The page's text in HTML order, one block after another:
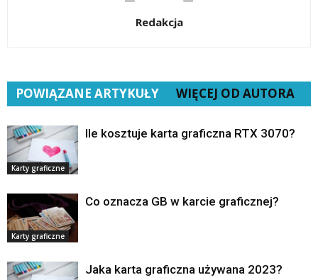
Redakcja
POWIĄZANE ARTYKUŁY WIĘCEJ OD AUTORA
Karty graficzne
Ile kosztuje karta graficzna RTX 3070?
Karty graficzne
Co oznacza GB w karcie graficznej?
Jaka karta graficzna używana 2023?